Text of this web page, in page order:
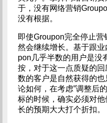
于，没有网络营销
没有根据。
即使Groupon完全停止
然会继续增长。基于跟
pon几乎半数的用户是没
按，对于这一点质疑的
数的客户是自然获得的
论如何，在考虑”调整后
标的时候，确实必须对
长的预期大大打个折扣。